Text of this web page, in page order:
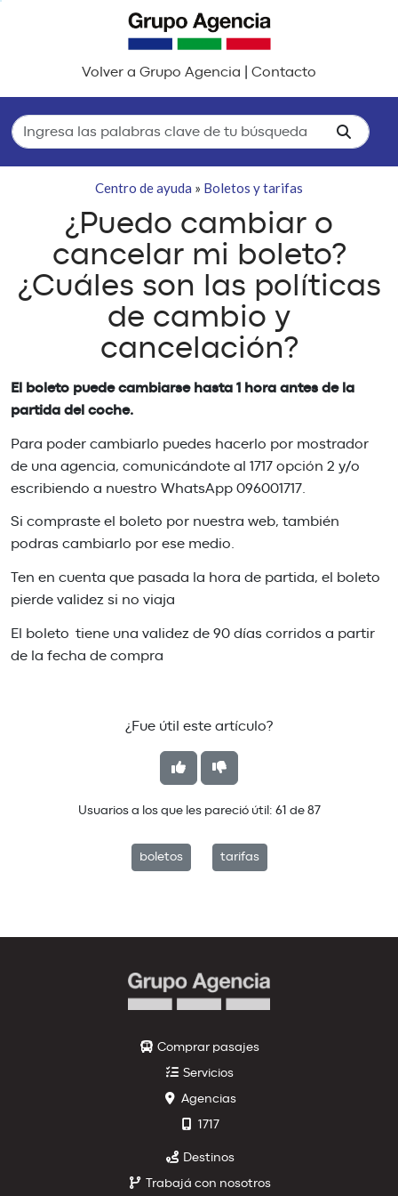
Volver a Grupo Agencia Contacto
Centro de ayuda » Boletos y tarifas
¿Puedo cambiar o
cancelar mi boleto?
¿Cuáles son las políticas
de cambio y
cancelación?
El boleto puede cambiarse hasta 1 hora antes de la
partida del coche.
Para poder cambiarlo puedes hacerlo por mostrador
de una agencia, comunicándote al 1717 opción 2 y/o
escribiendo a nuestro WhatsApp 096001717.
Si compraste el boleto por nuestra web, también
podras cambiarlo por ese medio.
Ten en cuenta que pasada la hora de partida, el boleto
pierde validez si no viaja
El boleto tiene una validez de 90 días corridos a partir
de la fecha de compra
¿Fue útil este artículo?
Usuarios a los que les pareció útil: 61 de 87
boletos tarifas
Comprar pasajes
Servicios
Agencias
1717
Destinos
Trabajá con nosotros